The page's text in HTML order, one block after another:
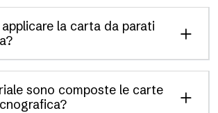
la carta da parati
sono composte le carte